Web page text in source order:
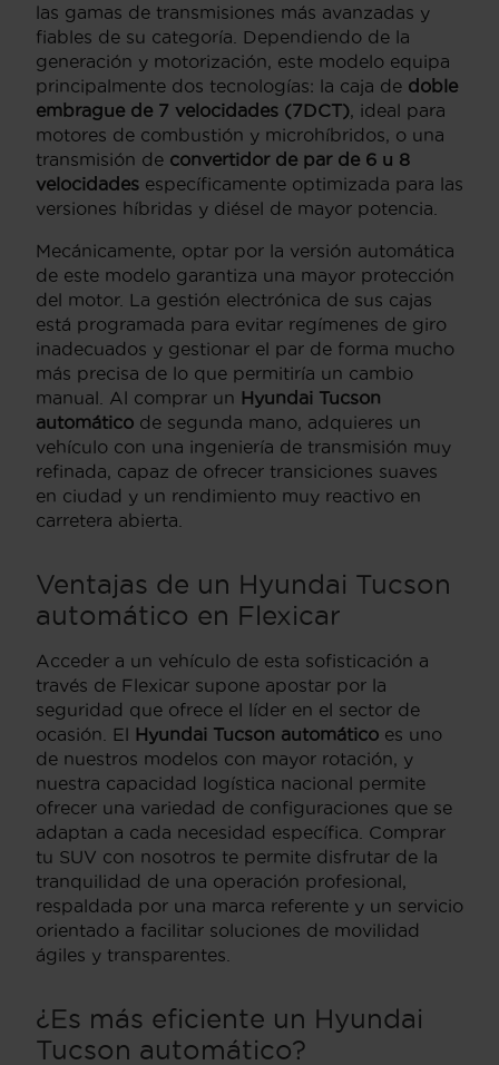
las gamas de transmisiones más avanzadas y
fiables de su categoría. Dependiendo de la
generación y motorización, este modelo equipa
principalmente dos tecnologías: la caja de doble
embrague de 7 velocidades (7DCT) , ideal para
motores de combustión y microhíbridos, o una
transmisión de convertidor de par de 6 u 8
velocidades específicamente optimizada para las
versiones híbridas y diésel de mayor potencia.
Mecánicamente, optar por la versión automática
de este modelo garantiza una mayor protección
del motor. La gestión electrónica de sus cajas
está programada para evitar regímenes de giro
inadecuados y gestionar el par de forma mucho
más precisa de lo que permitiría un cambio
manual. Al comprar un Hyundai Tucson
automático de segunda mano, adquieres un
vehículo con una ingeniería de transmisión muy
refinada, capaz de ofrecer transiciones suaves
en ciudad y un rendimiento muy reactivo en
carretera abierta.
Ventajas de un Hyundai Tucson
automático en Flexicar
Acceder a un vehículo de esta sofisticación a
través de Flexicar supone apostar por la
seguridad que ofrece el líder en el sector de
ocasión. El Hyundai Tucson automático es uno
de nuestros modelos con mayor rotación, y
nuestra capacidad logística nacional permite
ofrecer una variedad de configuraciones que se
adaptan a cada necesidad específica. Comprar
tu SUV con nosotros te permite disfrutar de la
tranquilidad de una operación profesional,
respaldada por una marca referente y un servicio
orientado a facilitar soluciones de movilidad
ágiles y transparentes.
¿Es más eficiente un Hyundai
Tucson automático?